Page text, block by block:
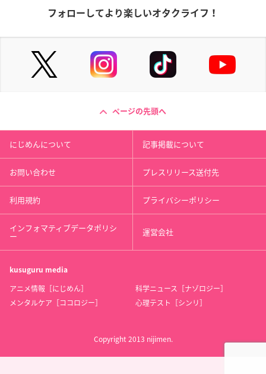
フォローしてより楽しいオタクライフ！
ページの先頭へ
にじめんについて 記事掲載について
お問い合わせ プレスリリース送付先
利用規約 プライバシーポリシー
インフォマティブデータポリシ
ー 運営会社
kusuguru media
アニメ情報［にじめん］
科学ニュース［ナゾロジー］
メンタルケア［ココロジー］
心理テスト［シンリ］
Copyright 2013 nijimen.